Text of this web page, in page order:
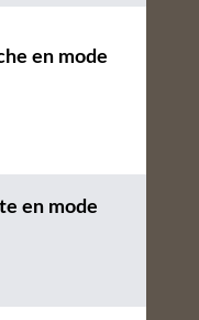
en mode
en mode